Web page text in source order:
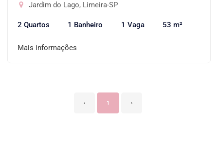
Jardim do Lago, Limeira-SP
2 Quartos 1 Banheiro 1 Vaga 53 m²
Mais informações
‹ 1 ›